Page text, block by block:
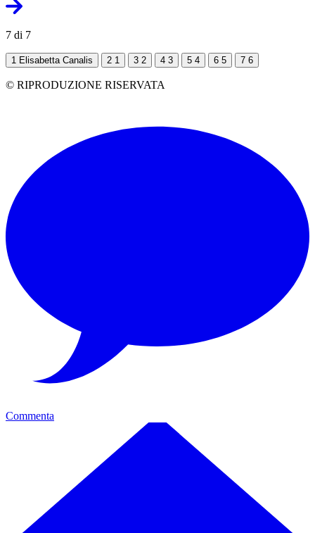
7 di 7
1 Elisabetta Canalis 2 1 3 2 4 3 5 4 6 5 7 6
© RIPRODUZIONE RISERVATA
Commenta